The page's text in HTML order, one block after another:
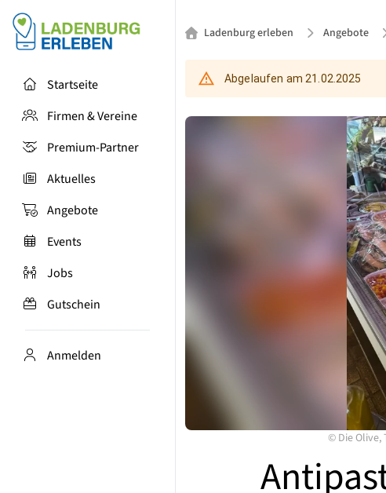
Startseite
Firmen & Vereine
Premium-Partner
Aktuelles
Angebote
Events
Jobs
Gutschein
Anmelden
Ladenburg erleben Angebote
Abgelaufen am 21.02.2025
© Die